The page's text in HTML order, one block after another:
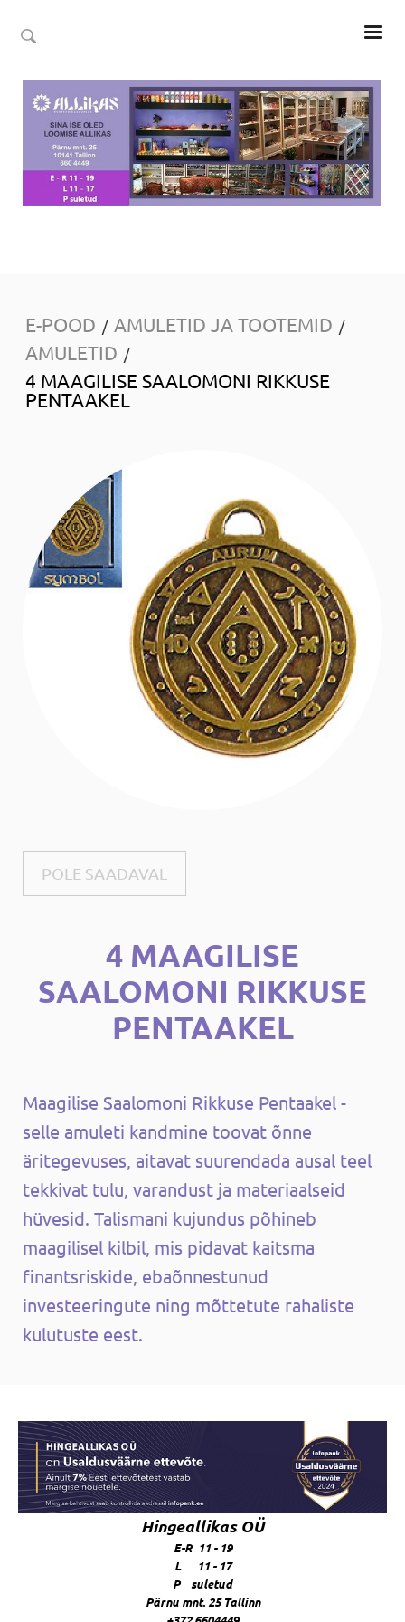
E-POOD / AMULETID JA TOOTEMID /
AMULETID /
4 MAAGILISE SAALOMONI RIKKUSE
PENTAAKEL
POLE SAADAVAL
4 MAAGILISE
SAALOMONI RIKKUSE
PENTAAKEL
Maagilise Saalomoni Rikkuse Pentaakel -
selle amuleti kandmine toovat õnne
äritegevuses, aitavat suurendada ausal teel
tekkivat tulu, varandust ja materiaalseid
hüvesid. Talismani kujundus põhineb
maagilisel kilbil, mis pidavat kaitsma
finantsriskide, ebaõnnestunud
investeeringute ning mõttetute rahaliste
kulutuste eest.
Hingeallikas OÜ
E-R 11 - 19
L 11 - 17
P suletud
Pärnu mnt. 25 Tallinn